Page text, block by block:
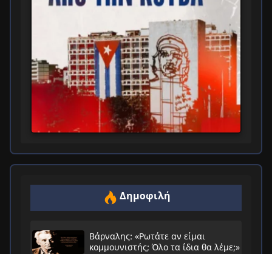
Δημοφιλή
Βάρναλης: «Ρωτάτε αν είμαι
κομμουνιστής; Όλο τα ίδια θα λέμε;»